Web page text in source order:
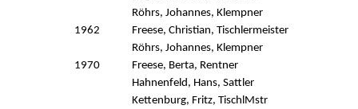
Röhrs, Johannes, Klempner
1962
Freese, Christian, Tischlermeister
Röhrs, Johannes, Klempner
1970
Freese, Berta, Rentner
Hahnenfeld, Hans, Sattler
Kettenburg, Fritz, TischlMstr